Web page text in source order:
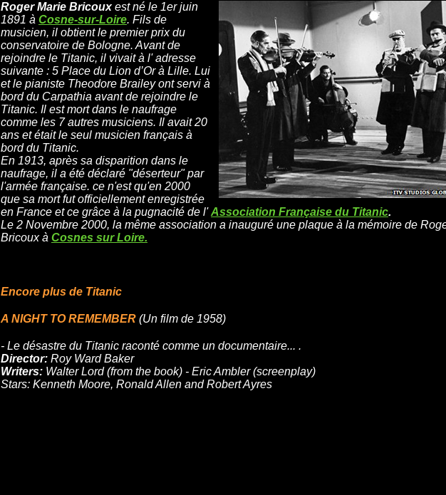
Roger Marie Bricouxest né le 1er juin
1891 à Cosne-sur-Loire. Fils de
musicien, il obtient le premier prix du
conservatoire de Bologne. Avant de
rejoindre le Titanic, il vivait à l' adresse
suivante : 5 Place du Lion d’Or à Lille. Lui
et le pianiste Theodore Brailey ont servi à
bord du Carpathia avant de rejoindre le
Titanic. Il est mort dans le naufrage
comme les 7 autres musiciens. Il avait 20
ans et était le seul musicien français à
bord du Titanic.
En 1913, après sa disparition dans le
naufrage, il a été déclaré "déserteur" par
l'armée française. ce n'est qu'en 2000
que sa mort fut officiellement enregistrée
en France et ce grâce à la pugnacité de l'Association Française du Titanic.
Le 2 Novembre 2000, la même association a inauguré une plaque à la mémoire de
Bricoux à Cosnes sur Loire.
Encore plus de Titanic
A NIGHT TO REMEMBER (Un film de 1958)
- Le désastre du Titanic raconté comme un documentaire... .
Director: Roy Ward Baker
Writers: Walter Lord (from the book) - Eric Ambler (screenplay)
Stars: Kenneth Moore, Ronald Allen and Robert Ayres